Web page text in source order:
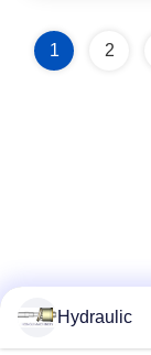
1 2
Hydraulic